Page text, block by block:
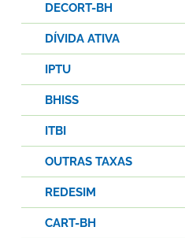
DECORT-BH
DÍVIDA ATIVA
IPTU
BHISS
ITBI
OUTRAS TAXAS
REDESIM
CART-BH